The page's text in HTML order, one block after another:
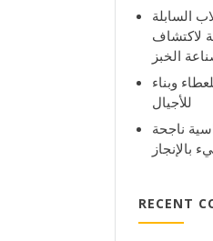
السابلة
لاكتشاف
الخبز
وبناء
للأجيال
ناجحة
بالإنجاز
RECENT